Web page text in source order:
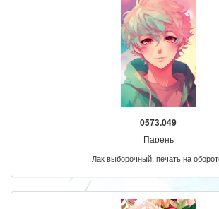
0573.049
Парень
Лак выборочный, печать на